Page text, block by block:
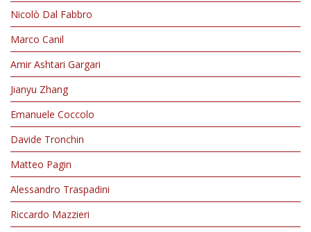
Nicolò Dal Fabbro
Marco Canil
Amir Ashtari Gargari
Jianyu Zhang
Emanuele Coccolo
Davide Tronchin
Matteo Pagin
Alessandro Traspadini
Riccardo Mazzieri